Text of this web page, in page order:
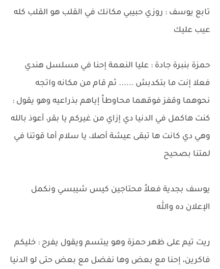
تابع يوسف : روزي حبيبي مكانك في القلب هو القلب كله
عيب عليك
حمزة بنبرة جادة : عليا النعمة إحنا في مسلسل هندي
فعلا إنت ما بتكدبش ...... ثم قام من مكانه واتجه
نحوهما وقفز فوقهما محاوطاً إياهم بذراعيه وهو يقول :
كنت هاكمل في الدنيا دي إزاي من غيركم يا بقر، أعوذ بالله
وهي دي كانت ها تبقى عيشة أصلا، يا سلام أما قوتنا في
لمتنا بصحيح
يوسف بجدية فعلاً محتاجين كيس شيبسي ونكمل
الإعلان ده والله
ريت تيم على ظهر حمزة وهو يبتسم ويقول يفرح : خليكم
فاكرين، إحنا مع بعض وها نفضل مع بعض حتى لو الدنيا